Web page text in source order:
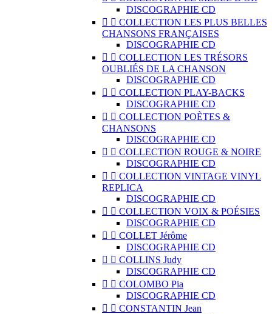
DISCOGRAPHIE CD
  COLLECTION LES PLUS BELLES
CHANSONS FRANÇAISES
DISCOGRAPHIE CD
  COLLECTION LES TRÉSORS
OUBLIÉS DE LA CHANSON
DISCOGRAPHIE CD
  COLLECTION PLAY-BACKS
DISCOGRAPHIE CD
  COLLECTION POÈTES &
CHANSONS
DISCOGRAPHIE CD
  COLLECTION ROUGE & NOIRE
DISCOGRAPHIE CD
  COLLECTION VINTAGE VINYL
REPLICA
DISCOGRAPHIE CD
  COLLECTION VOIX & POÉSIES
DISCOGRAPHIE CD
  COLLET Jérôme
DISCOGRAPHIE CD
  COLLINS Judy
DISCOGRAPHIE CD
  COLOMBO Pia
DISCOGRAPHIE CD
  CONSTANTIN Jean